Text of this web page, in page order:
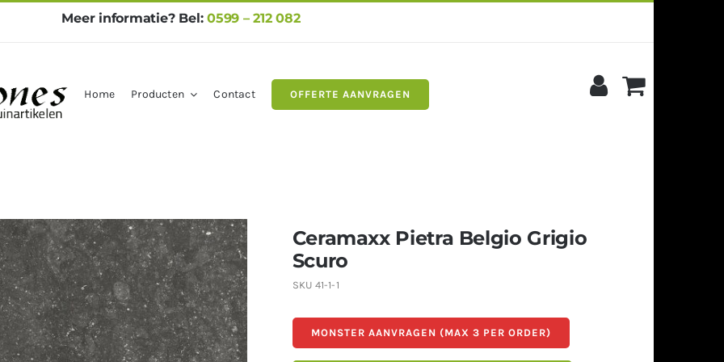
Meer informatie? Bel:0599 – 212 082
Home Producten Contact OFFERTE AANVRAGEN
Ceramaxx Pietra Belgio Grigio
Scuro
SKU 41-1-1
MONSTER AANVRAGEN (MAX 3 PER ORDER)